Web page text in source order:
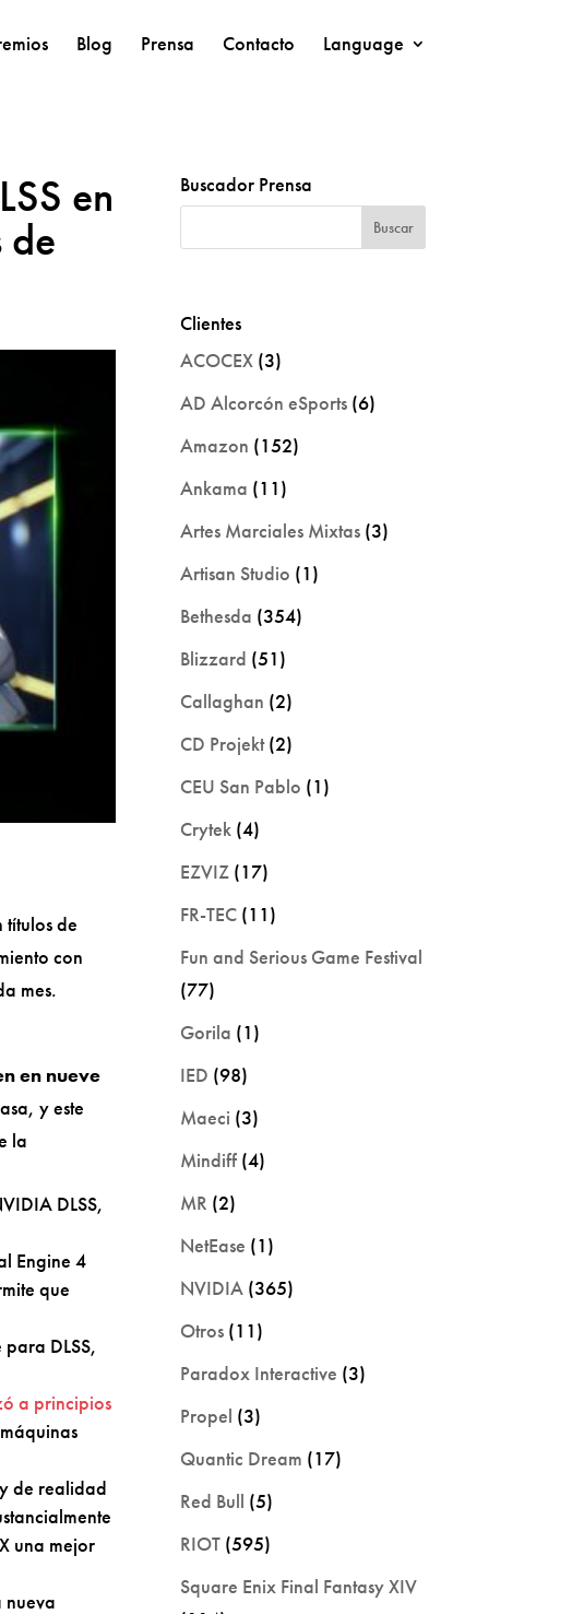
Blog Prensa Contacto Language
en
de
con
mes.
en nueve
y este
la
DLSS,
Engine 4
que
DLSS,
a principios
de realidad
una mejor
nueva
Buscador Prensa
Clientes
ACOCEX (3)
AD Alcorcón eSports (6)
Amazon (152)
Ankama (11)
Artes Marciales Mixtas (3)
Artisan Studio (1)
Bethesda (354)
Blizzard (51)
Callaghan (2)
CD Projekt(2)
CEU San Pablo (1)
Crytek (4)
EZVIZ (17)
FR-TEC (11)
Fun and Serious Game Festival
(77)
Gorila (1)
IED (98)
Maeci (3)
Mindiff (4)
MR (2)
NetEase (1)
NVIDIA (365)
Otros (11)
Paradox Interactive (3)
Propel (3)
Quantic Dream (17)
Red Bull (5)
RIOT (595)
Square Enix Final Fantasy XIV